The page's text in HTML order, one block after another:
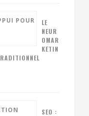
LE
NEUR
OMAR
KETIN
SEO :